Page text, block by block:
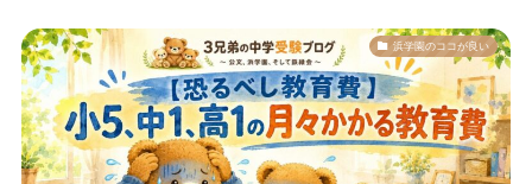
浜学園のココが良い